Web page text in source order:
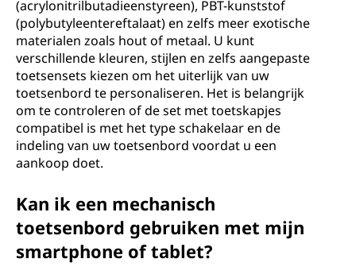
(acrylonitrilbutadieenstyreen), PBT-kunststof
(polybutyleentereftalaat) en zelfs meer exotische
materialen zoals hout of metaal. U kunt
verschillende kleuren, stijlen en zelfs aangepaste
toetsensets kiezen om het uiterlijk van uw
toetsenbord te personaliseren. Het is belangrijk
om te controleren of de set met toetskapjes
compatibel is met het type schakelaar en de
indeling van uw toetsenbord voordat u een
aankoop doet.
Kan ik een mechanisch
toetsenbord gebruiken met mijn
smartphone of tablet?